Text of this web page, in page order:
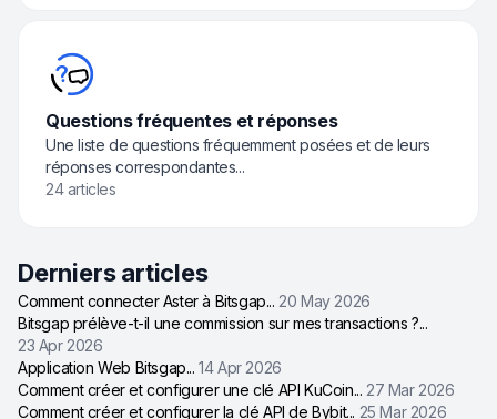
Questions fréquentes et réponses
Une liste de questions fréquemment posées et de leurs
réponses correspondantes...
24 articles
Derniers articles
Comment connecter Aster à Bitsgap... 20 May 2026
Bitsgap prélève-t-il une commission sur mes transactions ?...
23 Apr 2026
Application Web Bitsgap...14 Apr 2026
Comment créer et configurer une clé API KuCoin... 27 Mar 2026
Comment créer et configurer la clé API de Bybit... 25 Mar 2026